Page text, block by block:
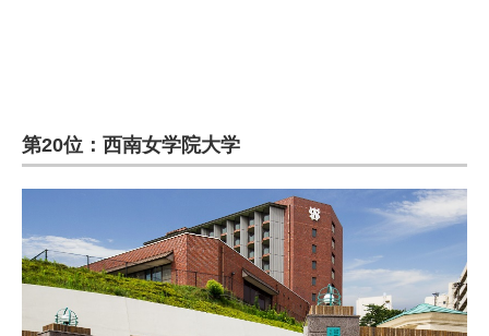
第20位：西南女学院大学